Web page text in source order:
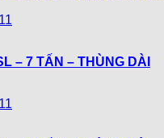
– 7 TẤN – THÙNG DÀI